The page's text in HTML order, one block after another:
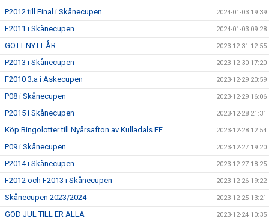
P2012 till Final i Skånecupen 2024-01-03 19:39
F2011 i Skånecupen 2024-01-03 09:28
GOTT NYTT ÅR 2023-12-31 12:55
P2013 i Skånecupen 2023-12-30 17:20
F2010 3:a i Askecupen 2023-12-29 20:59
P08 i Skånecupen 2023-12-29 16:06
P2015 i Skånecupen 2023-12-28 21:31
Köp Bingolotter till Nyårsafton av Kulladals FF 2023-12-28 12:54
P09 i Skånecupen 2023-12-27 19:20
P2014 i Skånecupen 2023-12-27 18:25
F2012 och F2013 i Skånecupen 2023-12-26 19:22
Skånecupen 2023/2024 2023-12-25 13:21
GOD JUL TILL ER ALLA 2023-12-24 10:35